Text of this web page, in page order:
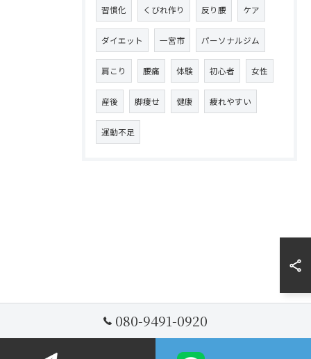
習慣化 くびれ作り 反り腰 ケア
ダイエット 一宮市 パーソナルジム
肩こり 腰痛 体験 初心者 女性
産後 脚痩せ 健康 疲れやすい
運動不足
080-9491-0920